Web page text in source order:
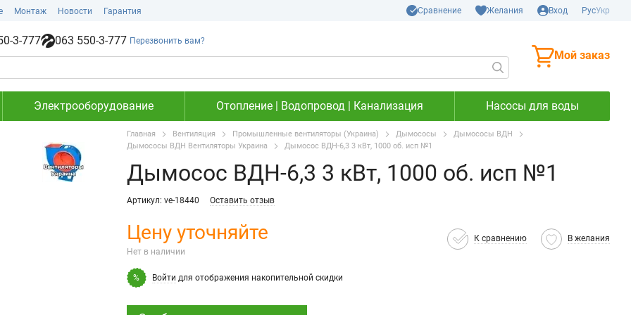
Монтаж Новости Гарантия Сравнение Желания Вход РусУкр
3-777 063 550-3-777 Перезвонить вам?
Мой заказ
Электрооборудование Отопление | Водопровод | Канализация Насосы для воды
Главная Вентиляция Промышленные вентиляторы (Украина) Дымососы
Дымососы ВДН
Дымососы ВДН Вентиляторы Украина
Дымосос ВДН-6,3 3 кВт, 1000 об. исп №1
Дымосос ВДН-6,3 3 кВт, 1000 об. исп №1
Артикул: ve-18440 Оставить отзыв
Цену уточняйте
Нет в наличии
К сравнению В желания
% Войти для отображения накопительной скидки